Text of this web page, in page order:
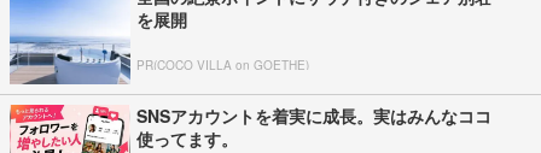
を展開
PR(COCO VILLA on GOETHE)
SNSアカウントを着実に成長。実はみんなココ
使ってます。